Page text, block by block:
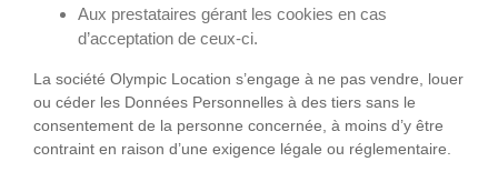
Aux prestataires gérant les cookies en cas
d’acceptation de ceux-ci.
La société Olympic Location s’engage à ne pas vendre, louer
ou céder les Données Personnelles à des tiers sans le
consentement de la personne concernée, à moins d’y être
contraint en raison d’une exigence légale ou réglementaire.